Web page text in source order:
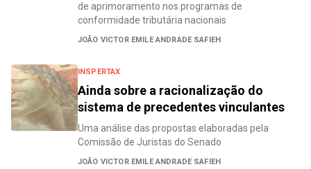
de aprimoramento nos programas de
conformidade tributária nacionais
JOÃO VICTOR EMILE ANDRADE SAFIEH
INSPERTAX
Ainda sobre a racionalização do
sistema de precedentes vinculantes
Uma análise das propostas elaboradas pela
Comissão de Juristas do Senado
JOÃO VICTOR EMILE ANDRADE SAFIEH